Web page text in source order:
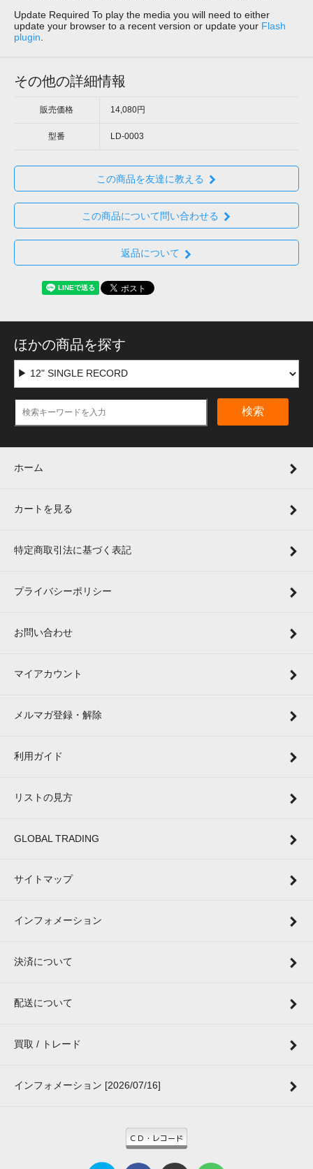
Update Required To play the media you will need to either
update your browser to a recent version or update your Flash
plugin
その他の詳細情報
販売価格 14,080円
型番 LD-0003
この商品を友達に教える
この商品について問い合わせる
返品について
ほかの商品を探す
検索
ホーム
カートを見る
特定商取引法に基づく表記
プライバシーポリシー
お問い合わせ
マイアカウント
メルマガ登録・解除
利用ガイド
リストの見方
GLOBAL TRADING
サイトマップ
インフォメーション
決済について
配送について
買取 / トレード
インフォメーション [2026/07/16]